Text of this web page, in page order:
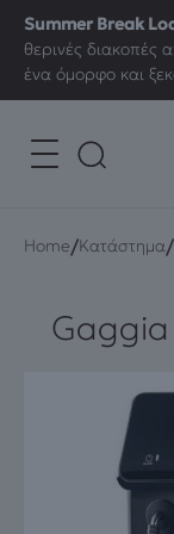
Summer Break
θερινές διακοπές
ένα όμορφο και
Home/Κατάστημα/